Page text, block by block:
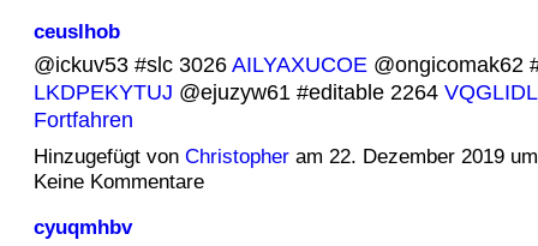
ceuslhob
@ickuv53 #slc 3026AILYAXUCOE @ongicomak62
LKDPEKYTUJ @ejuzyw61 #editable 2264
Fortfahren
Hinzugefügt von Christopheram 22. Dezember 2019
Keine Kommentare
cyuqmhbv